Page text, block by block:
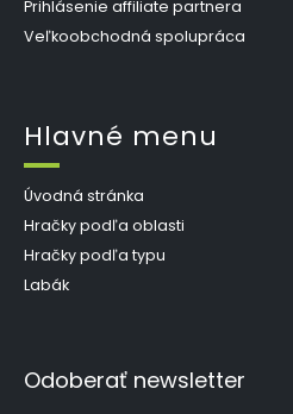
Prihlásenie affiliate partnera
Veľkoobchodná spolupráca
Hlavné menu
Úvodná stránka
Hračky podľa oblasti
Hračky podľa typu
Labák
Odoberať newsletter